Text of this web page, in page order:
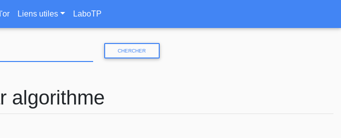
au
contenu
Liens utiles LaboTP
CHERCHER
algorithme